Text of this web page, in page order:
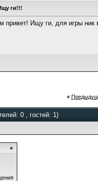
ги!!!
привет! Ищу ги, для игры ник
«
0 , гостей: 1)